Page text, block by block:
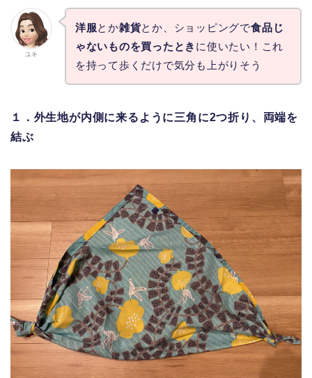
ユキ
洋服とか雑貨とか、ショッピングで食品じ
ゃないものを買ったとき に使いたい！これ
を持って歩くだけで気分も上がりそう
１．外生地が内側に来るように三角に2つ折り、両端を
結ぶ